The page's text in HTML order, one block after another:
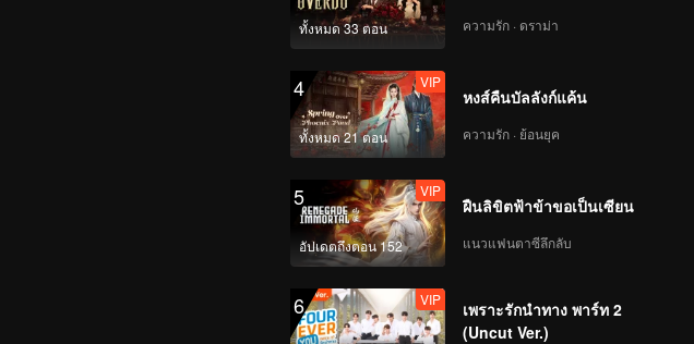
ทั้งหมด 33 ตอน ความรัก · ดราม่า
4
ทั้งหมด 21 ตอน
VIP
หงส์คืนบัลลังก์แค้น
ความรัก · ย้อนยุค
5
อัปเดตถึงตอน 152
VIP
ฝืนลิขิตฟ้าข้าขอเป็นเซียน
แนวแฟนตาซีลึกลับ
6 VIP
เพราะรักนำทาง พาร์ท 2
(Uncut Ver.)